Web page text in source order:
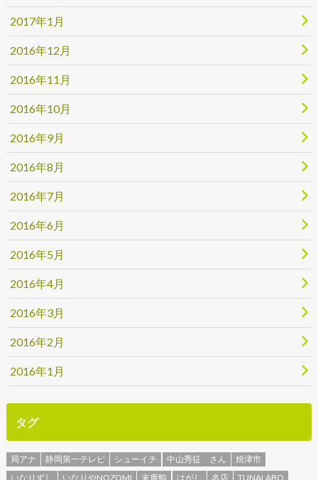
2017年1月
2016年12月
2016年11月
2016年10月
2016年9月
2016年8月
2016年7月
2016年6月
2016年5月
2016年4月
2016年3月
2016年2月
2016年1月
タグ
局アナ 静岡第一テレビ シューイチ 中山秀征 さん
焼津市
いなりずし
いなりやNOZOMI 末廣鮨 はがし 名店 TUNALABO